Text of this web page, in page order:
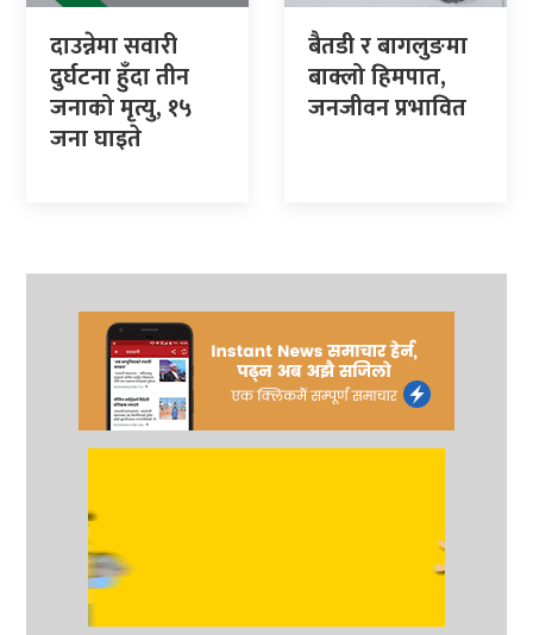
दाउन्नेमा सवारी
दुर्घटना हुँदा तीन
जनाको मृत्यु, १५
जना घाइते
बैतडी र बागलुङमा
बाक्लो हिमपात,
जनजीवन प्रभावित